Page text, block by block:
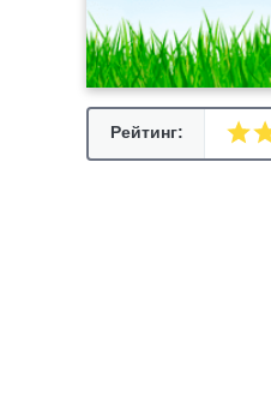
Рейтинг: